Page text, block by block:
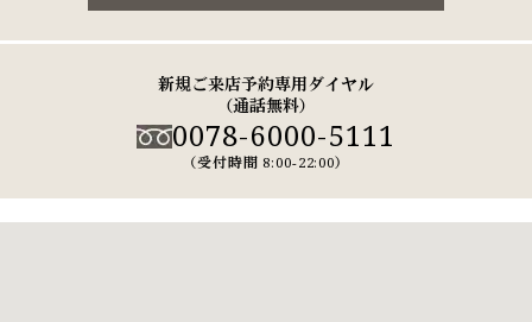
新規ご来店予約専用ダイヤル
（通話無料）
0078-6000-5111
（受付時間 8:00-22:00）